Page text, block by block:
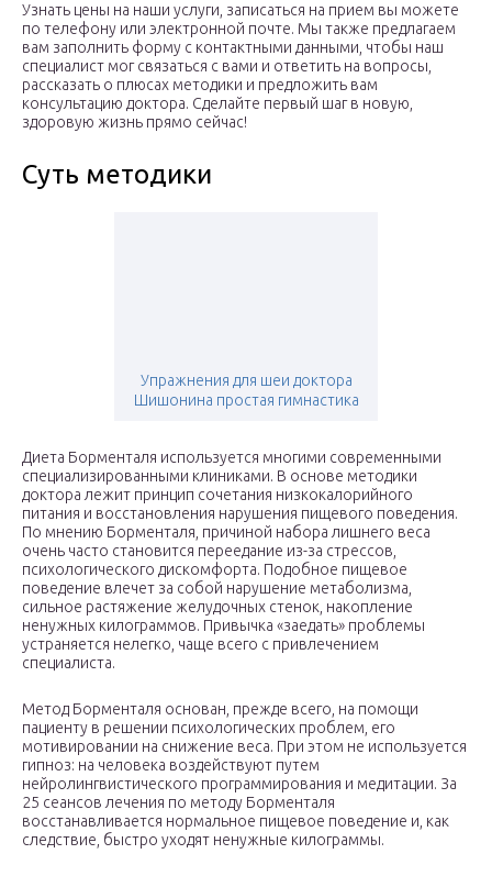
Узнать цены на наши услуги, записаться на прием вы можете
по телефону или электронной почте. Мы также предлагаем
вам заполнить форму с контактными данными, чтобы наш
специалист мог связаться с вами и ответить на вопросы,
рассказать о плюсах методики и предложить вам
консультацию доктора. Сделайте первый шаг в новую,
здоровую жизнь прямо сейчас!
Суть методики
Упражнения для шеи доктора
Шишонина простая гимнастика
Диета Борменталя используется многими современными
специализированными клиниками. В основе методики
доктора лежит принцип сочетания низкокалорийного
питания и восстановления нарушения пищевого поведения.
По мнению Борменталя, причиной набора лишнего веса
очень часто становится переедание из-за стрессов,
психологического дискомфорта. Подобное пищевое
поведение влечет за собой нарушение метаболизма,
сильное растяжение желудочных стенок, накопление
ненужных килограммов. Привычка «заедать» проблемы
устраняется нелегко, чаще всего с привлечением
специалиста.
Метод Борменталя основан, прежде всего, на помощи
пациенту в решении психологических проблем, его
мотивировании на снижение веса. При этом не используется
гипноз: на человека воздействуют путем
нейролингвистического программирования и медитации. За
25 сеансов лечения по методу Борменталя
восстанавливается нормальное пищевое поведение и, как
следствие, быстро уходят ненужные килограммы.